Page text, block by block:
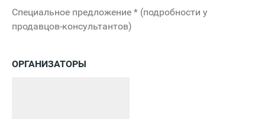
Специальное предложение * (подробности у
продавцов-консультантов)
ОРГАНИЗАТОРЫ